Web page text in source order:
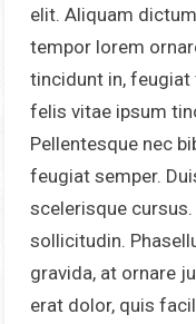
elit. Aliquam
tempor lorem
tincidunt in, feugiat
felis vitae ipsum
Pellentesque nec
feugiat semper.
scelerisque
sollicitudin.
gravida, at ornare
erat dolor, quis